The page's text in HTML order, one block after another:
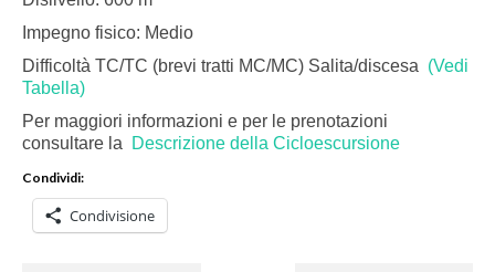
Impegno fisico: Medio
Difficoltà TC/TC (brevi tratti MC/MC) Salita/discesa (Vedi
Tabella)
Per maggiori informazioni e per le prenotazioni
consultare la Descrizione della Cicloescursione
Condividi:
Condivisione